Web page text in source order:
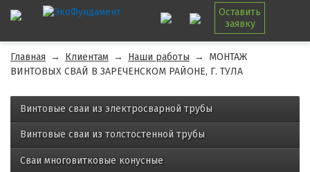
Оставить
заявку
Главная → Клиентам → Наши работы →
МОНТАЖ
ВИНТОВЫХ СВАЙ В ЗАРЕЧЕНСКОМ РАЙОНЕ, Г. ТУЛА
Винтовые сваи из электросварной трубы
Винтовые сваи из толстостенной трубы
Сваи многовитковые конусные